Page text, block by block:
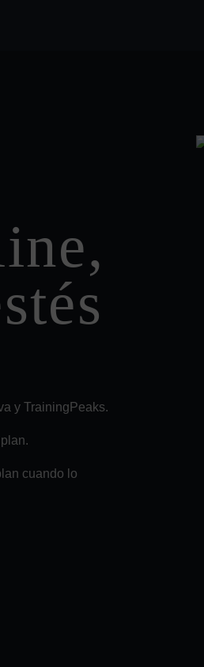
y TrainingPeaks.
cuando lo